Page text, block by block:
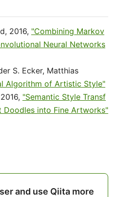
2016, "Combining Markov
Neural Networks
S. Ecker, Matthias
Algorithm of Artistic Style"
"Semantic Style Transf
Doodles into Fine Artworks"
and use Qiita more